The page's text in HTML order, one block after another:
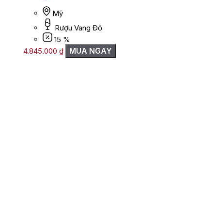
Mỹ
Rượu Vang Đỏ
15 %
4.845.000 ₫ MUA NGAY